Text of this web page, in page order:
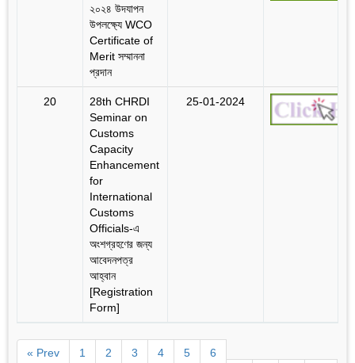
২০২৪ উদযাপন
উপলক্ষ্যে WCO
Certificate of
Merit সম্মাননা
প্রদান
20
28th CHRDI
Seminar on
Customs
Capacity
Enhancement
for
International
Customs
Officials-এ
অংশগ্রহণের জন্য
আবেদনপত্র
আহ্বান
[Registration
Form]
25-01-2024
« Prev 1 2 3 4 5
6